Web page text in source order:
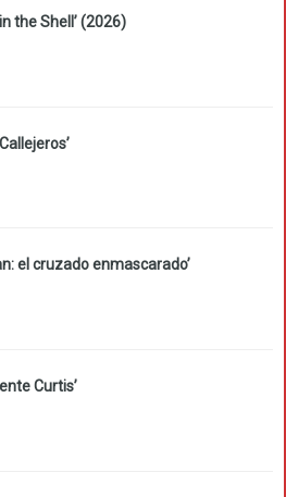
the Shell’ (2026)
el cruzado enmascarado’
Curtis’